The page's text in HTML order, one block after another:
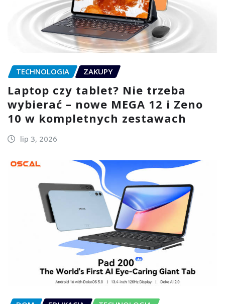
TECHNOLOGIA ZAKUPY
Laptop czy tablet? Nie trzeba
wybierać – nowe MEGA 12 i Zeno
10 w kompletnych zestawach
lip 3, 2026